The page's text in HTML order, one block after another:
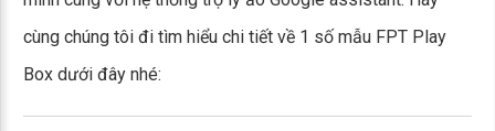
cùng chúng tôi đi tìm hiểu chi tiết về 1 số mẫu FPT Play
Box dưới đây nhé: